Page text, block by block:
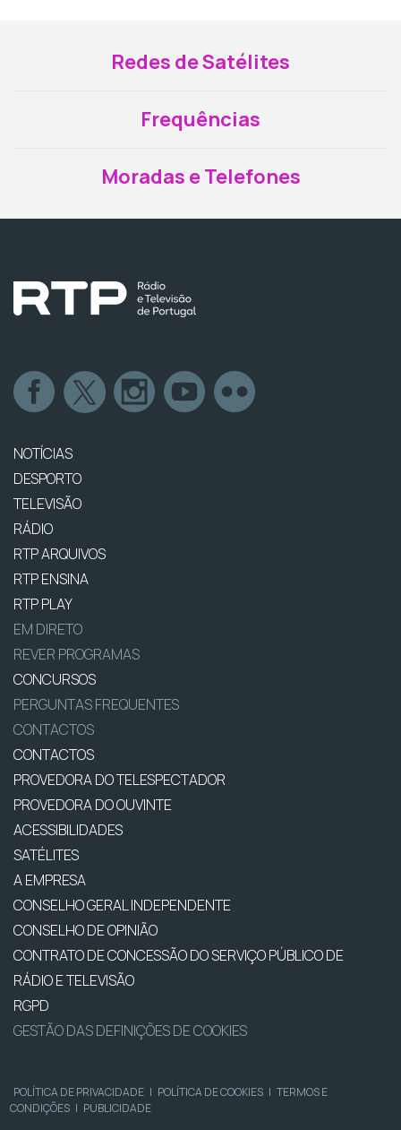
Redes de Satélites
Frequências
Moradas e Telefones
NOTÍCIAS
DESPORTO
TELEVISÃO
RÁDIO
RTP ARQUIVOS
RTP ENSINA
RTP PLAY
EM DIRETO
REVER PROGRAMAS
CONCURSOS
PERGUNTAS FREQUENTES
CONTACTOS
CONTACTOS
PROVEDORA DO TELESPECTADOR
PROVEDORA DO OUVINTE
ACESSIBILIDADES
SATÉLITES
A EMPRESA
CONSELHO GERAL INDEPENDENTE
CONSELHO DE OPINIÃO
CONTRATO DE CONCESSÃO DO SERVIÇO PÚBLICO DE
RÁDIO E TELEVISÃO
RGPD
GESTÃO DAS DEFINIÇÕES DE COOKIES
POLÍTICA DE PRIVACIDADE | POLÍTICA DE COOKIES | TERMOS E
CONDIÇÕES | PUBLICIDADE